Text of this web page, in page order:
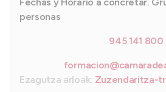
personas
945 141 800
Ezagutza arloak: Zuzendaritza-